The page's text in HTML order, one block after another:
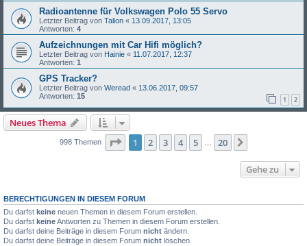
Radioantenne für Volkswagen Polo 55 Servo
Letzter Beitrag von Talion « 13.09.2017, 13:05
Antworten: 4
Aufzeichnungen mit Car Hifi möglich?
Letzter Beitrag von Hainie « 11.07.2017, 12:37
Antworten: 1
GPS Tracker?
Letzter Beitrag von Weread « 13.06.2017, 09:57
Antworten: 15 1 2
Neues Thema
998 Themen Seite 1von 20
1 2 3 4 5 20
Gehe zu
BERECHTIGUNGEN IN DIESEM FORUM
Du darfst keine neuen Themen in diesem Forum erstellen.
Du darfst keineAntworten zu Themen in diesem Forum erstellen.
Du darfst deine Beiträge in diesem Forum nicht ändern.
Du darfst deine Beiträge in diesem Forum nicht löschen.